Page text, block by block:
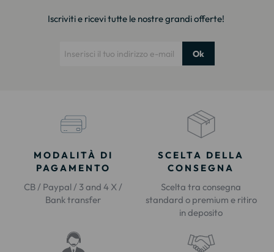
Iscriviti e ricevi tutte le nostre grandi offerte!
Ok
MODALITÀ DI
PAGAMENTO
CB / Paypal / 3 and 4 X /
Bank transfer
SCELTA DELLA
CONSEGNA
Scelta tra consegna
standard o premium e ritiro
in deposito